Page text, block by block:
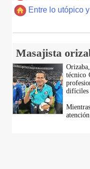
Entre lo utópico
Masajista
técnico
difíciles
atención